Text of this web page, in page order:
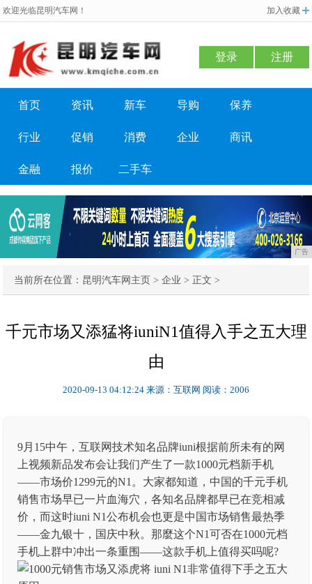
欢迎光临昆明汽车网！ 加入收藏
登录 注册
首页 资讯 新车 导购 保养
行业 促销 消费 企业 商讯
金融 报价 二手车
广告
当前所在位置： 昆明汽车网主页 >企业 > 正文 >
千元市场又添猛将iuniN1值得入手之五大理
由
2020-09-13 04:12:24 来源：互联网 阅读：2006
9月15中午，互联网技术知名品牌iuni根据前所未有的网
上视频新品发布会让我们产生了一款1000元档新手机
——市场价1299元的N1。大家都知道，中国的千元手机
销售市场早已一片血海穴，各知名品牌都早已在竞相减
价，而这时iuni N1公布机会也更是中国市场销售最热季
——金九银十，国庆中秋。那麼这个N1可否在1000元档
手机上群中冲出一条重围——这款手机上值得买吗呢?